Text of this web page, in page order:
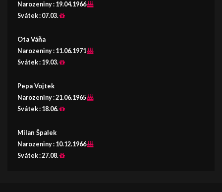
Narozeniny : 19.04.1966
Svátek : 07.03.
Ota Váňa
Narozeniny : 11.06.1971
Svátek : 19.03.
Pepa Vojtek
Narozeniny :21.06.1965
Svátek : 18.06.
Milan Špalek
Narozeniny : 10.12.1966
Svátek :27.08.